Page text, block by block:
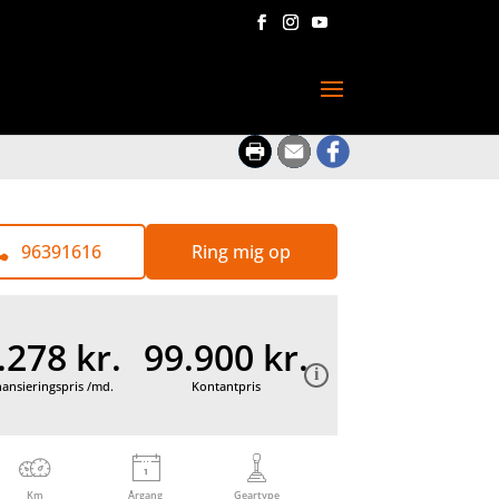
96391616 Ring mig op
kr.
/md.
99.900 kr.
Kontantpris
Km Årgang Geartype